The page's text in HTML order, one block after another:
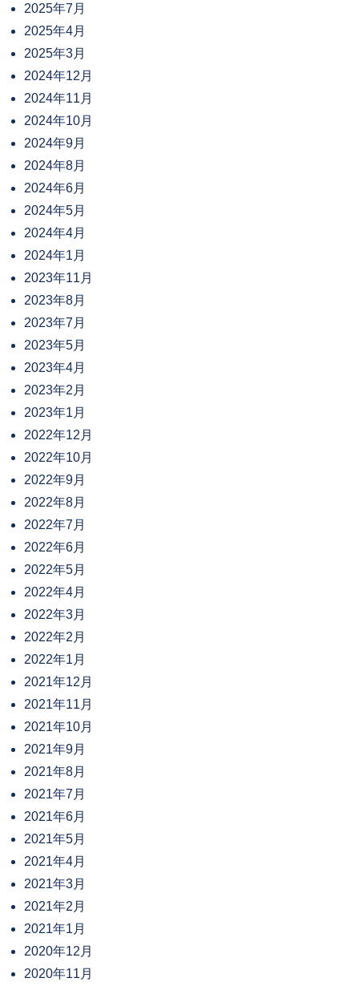
2025年7月
2025年4月
2025年3月
2024年12月
2024年11月
2024年10月
2024年9月
2024年8月
2024年6月
2024年5月
2024年4月
2024年1月
2023年11月
2023年8月
2023年7月
2023年5月
2023年4月
2023年2月
2023年1月
2022年12月
2022年10月
2022年9月
2022年8月
2022年7月
2022年6月
2022年5月
2022年4月
2022年3月
2022年2月
2022年1月
2021年12月
2021年11月
2021年10月
2021年9月
2021年8月
2021年7月
2021年6月
2021年5月
2021年4月
2021年3月
2021年2月
2021年1月
2020年12月
2020年11月